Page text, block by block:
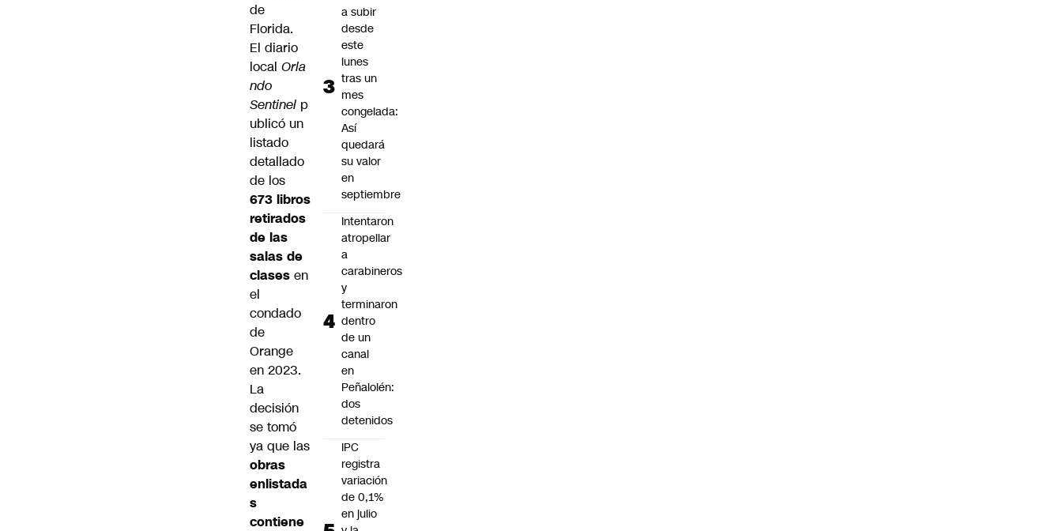
de
Florida.
El diario
local Orla
ndo
Sentinel p
ublicó un
listado
detallado
de los
673 libros
retirados
de las
salas de
clases en
el
condado
de
Orange
en 2023.
La
decisión
se tomó
ya que las
obras
enlistada
s
contiene
a subir
desde
este
lunes
tras un
mes
congelada:
Así
quedará
su valor
en
septiembre
Intentaron
atropellar
a
carabineros
y
terminaron
dentro
de un
canal
en
Peñalolén:
dos
detenidos
IPC
registra
variación
de 0,1%
en julio